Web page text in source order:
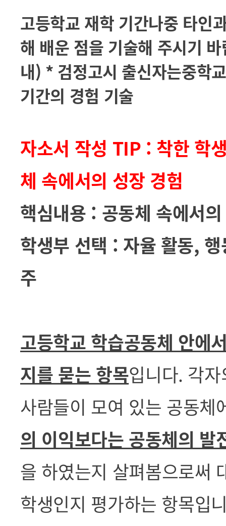
고등학교 재학 기간나중 타인
해 배운 점을 기술해 주시기
내) * 검정고시 출신자는중학
기간의 경험 기술
자소서 작성 TIP : 착한 학
체 속에서의 성장 경험
핵심내용 : 공동체 속에서의
학생부 선택 : 자율 활동,
주
고등학교 학습공동체 안에
지를 묻는 항목입니다. 각
사람들이 모여 있는 공동체
의 이익보다는 공동체의
을 하였는지 살펴봄으로써
학생인지 평가하는 항목입